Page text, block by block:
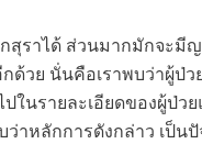
ราได้ ส่วนมากมักจะมี
วย นั่นคือเราพบว่าผู้ป่ว
นรายละเอียดของผู้ป่
ว่าหลักการดังกล่าว เป็